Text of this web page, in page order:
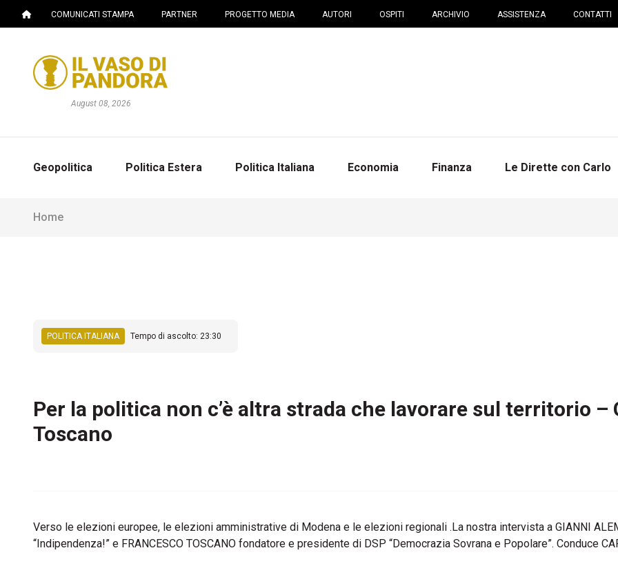
COMUNICATI STAMPA PARTNER PROGETTO MEDIA AUTORI OSPITI ARCHIVIO ASSISTENZA CONTATTI
August 08, 2026
Geopolitica Politica Estera Politica Italiana Economia Finanza Le Dirette con Carlo
Home
POLITICA ITALIANA Tempo di ascolto: 23:30
Per la politica non c’è altra strada che lavorare sul territorio
Toscano
Verso le elezioni europee, le elezioni amministrative di Modena e le elezioni regionali .La nostra intervista a GIANNI
“Indipendenza!” e FRANCESCO TOSCANO fondatore e presidente di DSP “Democrazia Sovrana e Popolare”. Conduce